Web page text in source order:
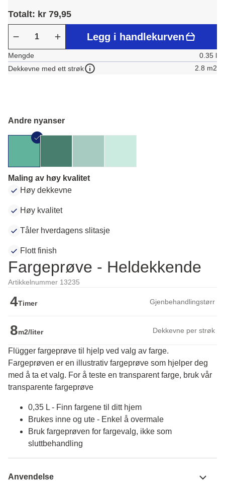
Totalt: kr 79,95
Legg i handlekurven
Mengde
0.35 l
Dekkevne med ett strøk
2.8 m2
Andre nyanser
Maling av høy kvalitet
Høy dekkevne
Høy kvalitet
Tåler hverdagens slitasje
Flott finish
Fargeprøve - Heldekkende
Artikkelnummer 13235
4Timer Gjenbehandlingstørr
8m2/liter Dekkevne per strøk
Flügger fargeprøve til hjelp ved valg av farge.
Fargeprøven er en illustrativ fargeprøve som hjelper deg
med å ta et valg. For å teste en transparent farge, bruk vår
transparente fargeprøve
0,35 L - Finn fargene til ditt hjem
Brukes inne og ute - Enkel å overmale
Bruk fargeprøven for fargevalg, ikke som
sluttbehandling
Anvendelse